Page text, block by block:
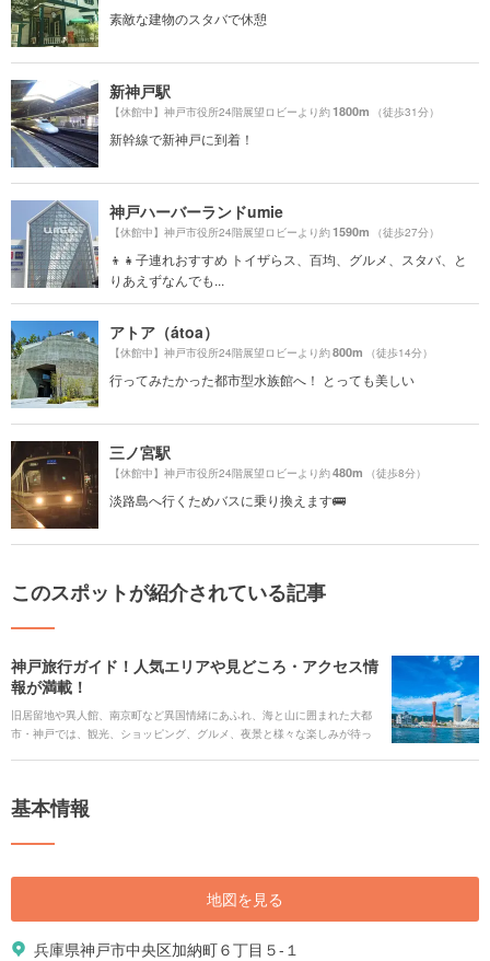
素敵な建物のスタバで休憩
新神戸駅
【休館中】神戸市役所24階展望ロビーより約1800m （徒歩31分）
新幹線で新神戸に到着！
神戸ハーバーランドumie
【休館中】神戸市役所24階展望ロビーより約1590m （徒歩27分）
👦👧子連れおすすめ トイザらス、百均、グルメ、スタバ、と
りあえずなんでも...
アトア（átoa）
【休館中】神戸市役所24階展望ロビーより約800m （徒歩14分）
行ってみたかった都市型水族館へ！ とっても美しい
三ノ宮駅
【休館中】神戸市役所24階展望ロビーより約480m （徒歩8分）
淡路島へ行くためバスに乗り換えます🚌
このスポットが紹介されている記事
神戸旅行ガイド！人気エリアや見どころ・アクセス情
報が満載！
旧居留地や異人館、南京町など異国情緒にあふれ、海と山に囲まれた大都
市・神戸では、観光、ショッピング、グルメ、夜景と様々な楽しみが待っ
ご紹介します。
基本情報
地図を見る
兵庫県神戸市中央区加納町６丁目５-１